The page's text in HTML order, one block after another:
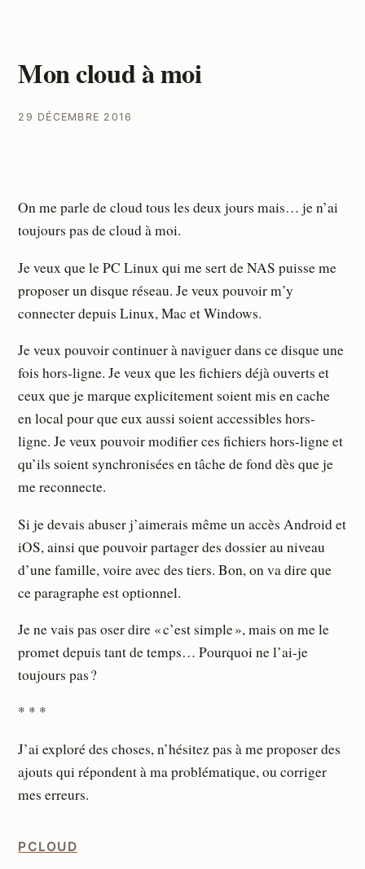
Mon cloud à moi
29 DÉCEMBRE 2016
On me parle de cloud tous les deux jours mais… je n’ai
toujours pas de cloud à moi.
Je veux que le PC Linux qui me sert de NAS puisse me
proposer un disque réseau. Je veux pouvoir m’y
connecter depuis Linux, Mac et Windows.
Je veux pouvoir continuer à naviguer dans ce disque une
fois hors-ligne. Je veux que les fichiers déjà ouverts et
ceux que je marque explicitement soient mis en cache
en local pour que eux aussi soient accessibles hors-
ligne. Je veux pouvoir modifier ces fichiers hors-ligne et
qu’ils soient synchronisées en tâche de fond dès que je
me reconnecte.
Si je devais abuser j’aimerais même un accès Android et
iOS, ainsi que pouvoir partager des dossier au niveau
d’une famille, voire avec des tiers. Bon, on va dire que
ce paragraphe est optionnel.
Je ne vais pas oser dire « c’est simple », mais on me le
promet depuis tant de temps… Pourquoi ne l’ai-je
toujours pas ?
* * *
J’ai exploré des choses, n’hésitez pas à me proposer des
ajouts qui répondent à ma problématique, ou corriger
mes erreurs.
PCLOUD